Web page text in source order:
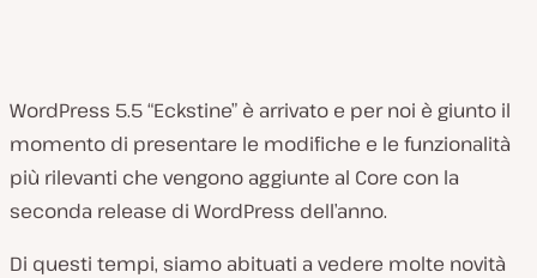
WordPress 5.5 “Eckstine” è arrivato e per noi è giunto il
momento di presentare le modifiche e le funzionalità
più rilevanti che vengono aggiunte al Core con la
seconda release di WordPress dell’anno.
Di questi tempi, siamo abituati a vedere molte novità